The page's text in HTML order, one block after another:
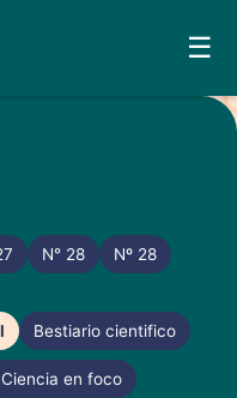
☰
N° 28 Nº 28
Bestiario cientifico
Ciencia en foco